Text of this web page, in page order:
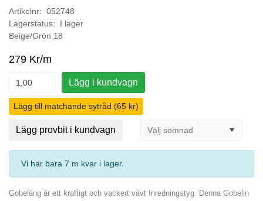
Artikelnr: 052748
Lagerstatus: I lager
Beige/Grön 18
279 Kr/m
Lägg i kundvagn
Lägg till matchande sytråd (65 kr)
Lägg provbit i kundvagn
Vi har bara 7 m kvar i lager.
Gobeläng är ett kraftigt och vackert vävt Inredningstyg. Denna Gobelin